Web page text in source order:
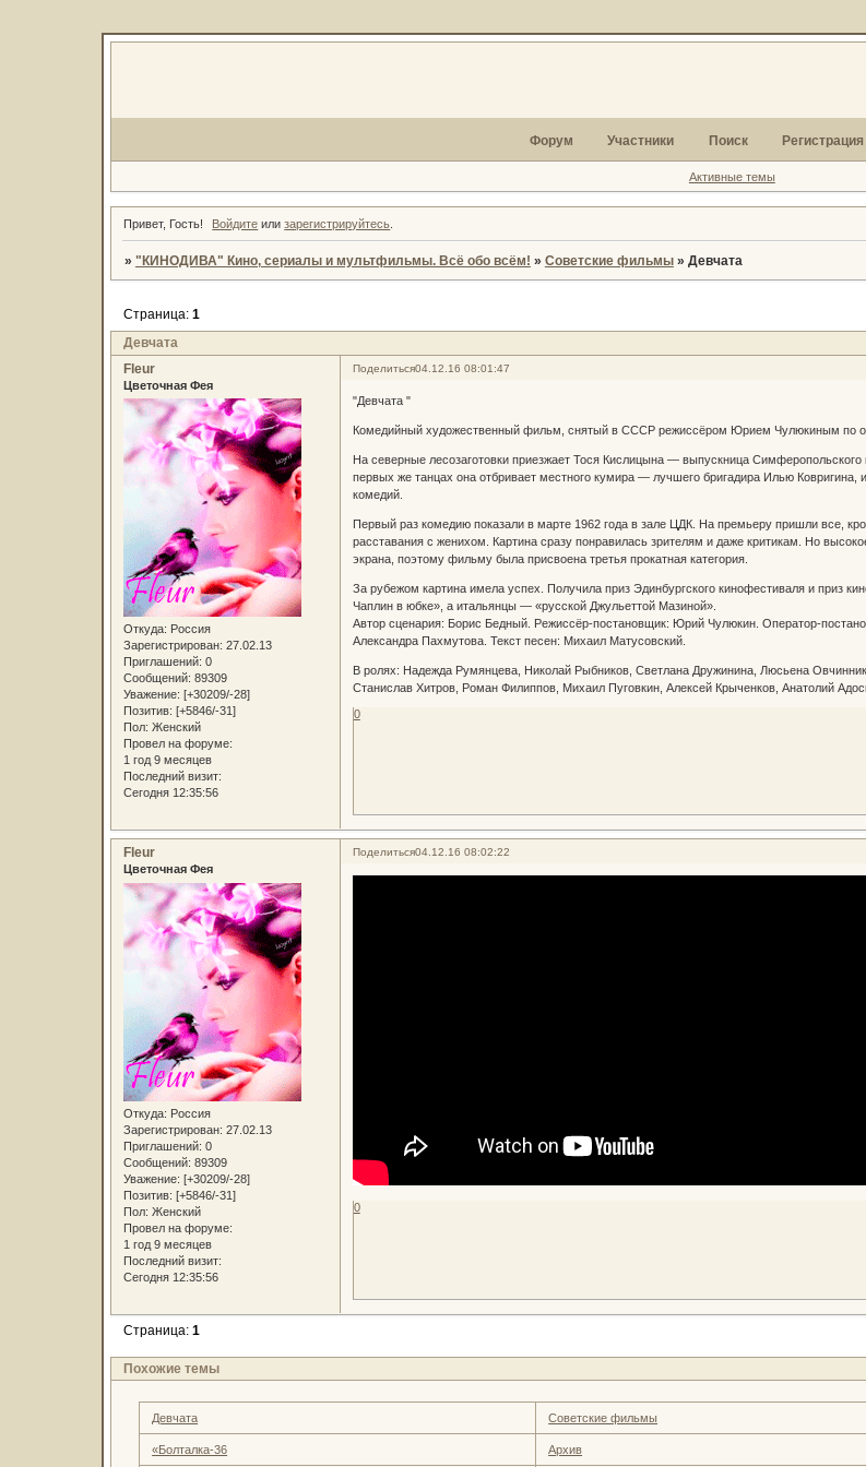
Форум Участники Поиск Регистрация
Активные темы
Привет, Гость! Войдите илизарегистрируйтесь
» "КИНОДИВА" Кино, сериалы и мультфильмы. Всё обо всём! » Советские фильмы » Девчата
Девчата
Страница: 1
Поделиться04.12.16 08:01:47
Fleur
Цветочная Фея
Откуда: Россия
Зарегистрирован: 27.02.13
Приглашений: 0
Сообщений: 89309
Уважение: [+30209/-28]
Позитив: [+5846/-31]
Пол: Женский
Провел на форуме:
1 год 9 месяцев
Последний визит:
Сегодня 12:35:56
"Девчата "
Комедийный художественный фильм, снятый в СССР режиссёром Юрием Чулюкиным по
На северные лесозаготовки приезжает Тося Кислицына — выпускница
первых же танцах она отбривает местного кумира — лучшего бригадира Илью
комедий.
Первый раз комедию показали в марте 1962 года в зале ЦДК. На премьеру пришли все,
расставания с женихом. Картина сразу понравилась зрителям и даже критикам. Но
экрана, поэтому фильму была присвоена третья прокатная категория.
За рубежом картина имела успех. Получила приз Эдинбургского кинофестиваля и приз
Чаплин в юбке», а итальянцы — «русской Джульеттой Мазиной».
Автор сценария: Борис Бедный. Режиссёр-постановщик: Юрий Чулюкин. Оператор-
Александра Пахмутова. Текст песен: Михаил Матусовский.
В ролях: Надежда Румянцева, Николай Рыбников, Светлана Дружинина, Люсьена
Станислав Хитров, Роман Филиппов, Михаил Пуговкин, Алексей Крыченков, Анатолий
0
Поделиться04.12.16 08:02:22
Fleur
Цветочная Фея
Откуда: Россия
Зарегистрирован: 27.02.13
Приглашений: 0
Сообщений: 89309
Уважение: [+30209/-28]
Позитив: [+5846/-31]
Пол: Женский
Провел на форуме:
1 год 9 месяцев
Последний визит:
Сегодня 12:35:56
0
Страница: 1
Похожие темы
Девчата Советские фильмы
«Болталка-36 Архив